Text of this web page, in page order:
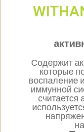
Содержит
которые
воспаление
иммунной
считается